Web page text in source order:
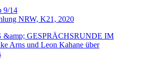
9/14
NRW, K21, 2020